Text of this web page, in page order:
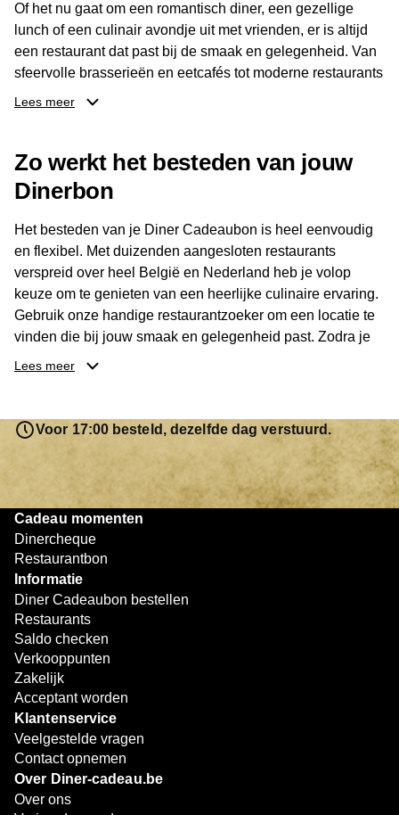
Of het nu gaat om een romantisch diner, een gezellige
lunch of een culinair avondje uit met vrienden, er is altijd
een restaurant dat past bij de smaak en gelegenheid. Van
sfeervolle brasserieën en eetcafés tot moderne restaurants
en gastronomische locaties: er is voor ieder wat wils.
buurt, bijvoorbeeld in Brussel, Antwerpen, Gent of Brugge.
De ontvanger kiest zelf waar en wanneer er wordt genoten
van deze culinaire ervaring. Zo is de Diner Cadeaubon
niet alleen een diner, maar een bijzondere belevenis.
Lees meer
Zo werkt het besteden van jouw
Dinerbon
Het besteden van je Diner Cadeaubon is heel eenvoudig
en flexibel. Met duizenden aangesloten restaurants
verspreid over heel België en Nederland heb je volop
keuze om te genieten van een heerlijke culinaire ervaring.
Gebruik onze handige restaurantzoeker om een locatie te
vinden die bij jouw smaak en gelegenheid past. Zodra je
je keuze hebt gemaakt, kun je eenvoudig reserveren en na
resterende bedrag blijft gewoon op de bon staan en kan
later worden gebruikt. Zo geniet je keer op keer van
bijzondere eetmomenten.
Lees meer
Voor 17:00 besteld, dezelfde dag verstuurd.
Cadeau momenten
Dinercheque
Restaurantbon
Informatie
Diner Cadeaubon bestellen
Restaurants
Saldo checken
Verkooppunten
Zakelijk
Acceptant worden
Klantenservice
Veelgestelde vragen
Contact opnemen
Over Diner-cadeau.be
Over ons